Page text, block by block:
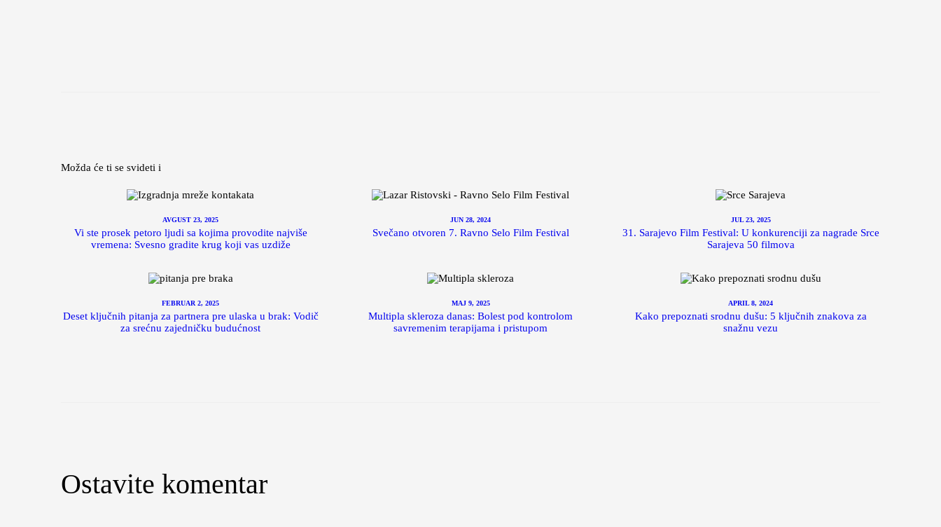
Možda će ti se svideti i
AVGUST 23, 2025
Vi ste prosek petoro ljudi sa kojima provodite najviše
vremena: Svesno gradite krug koji vas uzdiže
JUN 28, 2024
Svečano otvoren 7. Ravno Selo Film Festival
JUL 23, 2025
31. Sarajevo Film Festival: U konkurenciji za nagrade Srce
Sarajeva 50 filmova
FEBRUAR 2, 2025
Deset ključnih pitanja za partnera pre ulaska u brak: Vodič
za srećnu zajedničku budućnost
MAJ 9, 2025
Multipla skleroza danas: Bolest pod kontrolom
savremenim terapijama i pristupom
APRIL 8, 2024
Kako prepoznati srodnu dušu: 5 ključnih znakova za
snažnu vezu
Ostavite komentar